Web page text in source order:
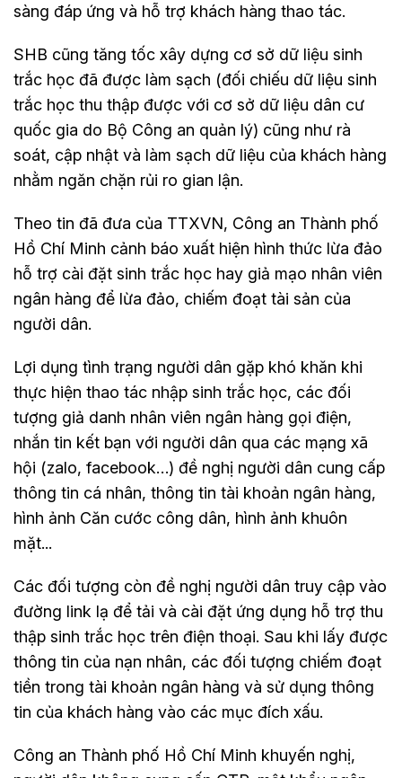
sàng đáp ứng và hỗ trợ khách hàng thao tác.
SHB cũng tăng tốc xây dựng cơ sở dữ liệu sinh
trắc học đã được làm sạch (đối chiếu dữ liệu sinh
trắc học thu thập được với cơ sở dữ liệu dân cư
quốc gia do Bộ Công an quản lý) cũng như rà
soát, cập nhật và làm sạch dữ liệu của khách hàng
nhằm ngăn chặn rủi ro gian lận.
Theo tin đã đưa của TTXVN, Công an Thành phố
Hồ Chí Minh cảnh báo xuất hiện hình thức lừa đảo
hỗ trợ cài đặt sinh trắc học hay giả mạo nhân viên
ngân hàng để lừa đảo, chiếm đoạt tài sản của
người dân.
Lợi dụng tình trạng người dân gặp khó khăn khi
thực hiện thao tác nhập sinh trắc học, các đối
tượng giả danh nhân viên ngân hàng gọi điện,
nhắn tin kết bạn với người dân qua các mạng xã
hội (zalo, facebook…) đề nghị người dân cung cấp
thông tin cá nhân, thông tin tài khoản ngân hàng,
hình ảnh Căn cước công dân, hình ảnh khuôn
mặt...
Các đối tượng còn đề nghị người dân truy cập vào
đường link lạ để tải và cài đặt ứng dụng hỗ trợ thu
thập sinh trắc học trên điện thoại. Sau khi lấy được
thông tin của nạn nhân, các đối tượng chiếm đoạt
tiền trong tài khoản ngân hàng và sử dụng thông
tin của khách hàng vào các mục đích xấu.
Công an Thành phố Hồ Chí Minh khuyến nghị,